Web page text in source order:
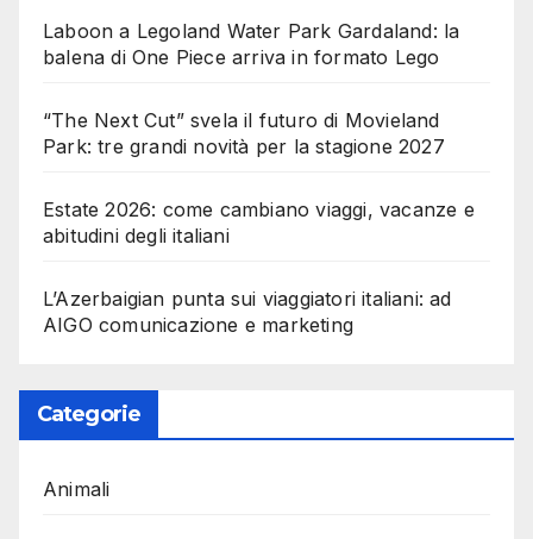
Laboon a Legoland Water Park Gardaland: la
balena di One Piece arriva in formato Lego
“The Next Cut” svela il futuro di Movieland
Park: tre grandi novità per la stagione 2027
Estate 2026: come cambiano viaggi, vacanze e
abitudini degli italiani
L’Azerbaigian punta sui viaggiatori italiani: ad
AIGO comunicazione e marketing
Categorie
Animali